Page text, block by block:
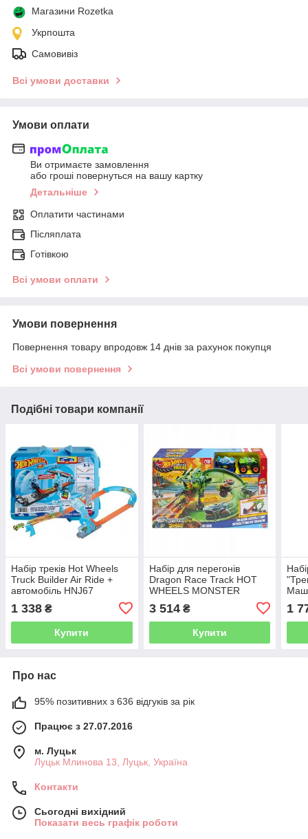
Магазини Rozetka
Укрпошта
Самовивіз
Всі умови доставки
Умови оплати
Ви отримаєте замовлення
або гроші повернуться на вашу картку
Детальніше
Оплатити частинами
Післяплата
Готівкою
Всі умови оплати
Умови повернення
Повернення товару впродовж 14 днів за рахунок покупця
Всі умови повернення
Подібні товари компанії
Набір треків Hot Wheels
Truck Builder Air Ride +
автомобіль HNJ67
1 338 ₴
Купити
Набір для перегонів
Dragon Race Track HOT
WHEELS MONSTER
JFR06
3 514₴
Купити
1
Про нас
95% позитивних з 636 відгуків за рік
Працює з 27.07.2016
м. Луцьк
Луцьк Млинова 13, Луцьк, Україна
Контакти
Сьогодні вихідний
Показати весь графік роботи